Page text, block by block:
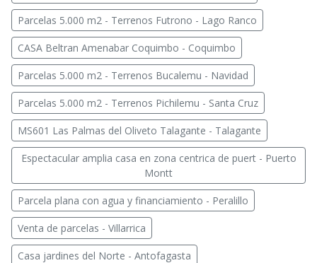
Parcelas 5.000 m2 - Terrenos Futrono - Lago Ranco
CASA Beltran Amenabar Coquimbo - Coquimbo
Parcelas 5.000 m2 - Terrenos Bucalemu - Navidad
Parcelas 5.000 m2 - Terrenos Pichilemu - Santa Cruz
MS601 Las Palmas del Oliveto Talagante - Talagante
Espectacular amplia casa en zona centrica de puert - Puerto
Montt
Parcela plana con agua y financiamiento - Peralillo
Venta de parcelas - Villarrica
Casa jardines del Norte - Antofagasta